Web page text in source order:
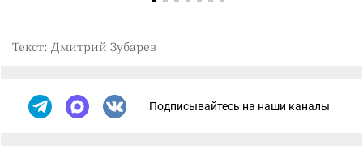
Текст: Дмитрий Зубарев
Подписывайтесь на наши каналы